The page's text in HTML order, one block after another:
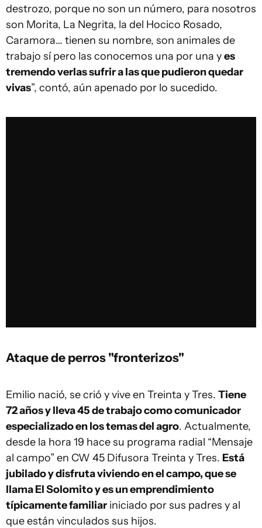
destrozo, porque no son un número, para nosotros
son Morita, La Negrita, la del Hocico Rosado,
Caramora… tienen su nombre, son animales de
trabajo sí pero las conocemos una por una yes
tremendo verlas sufrir a las que pudieron quedar
vivas”, contó, aún apenado por lo sucedido.
Ataque de perros "fronterizos"
Emilio nació, se crió y vive en Treinta y Tres. Tiene
72 años y lleva 45 de trabajo como comunicador
especializado en los temas del agro. Actualmente,
desde la hora 19 hace su programa radial “Mensaje
al campo” en CW 45 Difusora Treinta y Tres. Está
jubilado y disfruta viviendo en el campo, que se
llama El Solomito y es un emprendimiento
típicamente familiar iniciado por sus padres y al
que están vinculados sus hijos.